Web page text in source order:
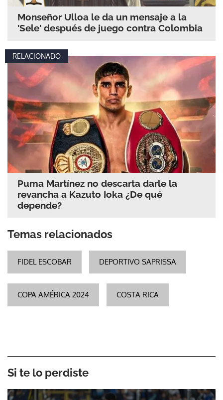
Monseñor Ulloa le da un mensaje a la
'Sele' después de juego contra Colombia
RELACIONADO
Puma Martínez no descarta darle la
revancha a Kazuto Ioka ¿De qué
depende?
Temas relacionados
FIDEL ESCOBAR DEPORTIVO SAPRISSA
COPA AMÉRICA 2024 COSTA RICA
Si te lo perdiste